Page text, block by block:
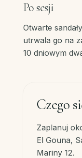
Po sesji
Otwarte
utrwala go na
10 dniowym
Czego
Zaplanuj
El Gouna,
Mariny 12.